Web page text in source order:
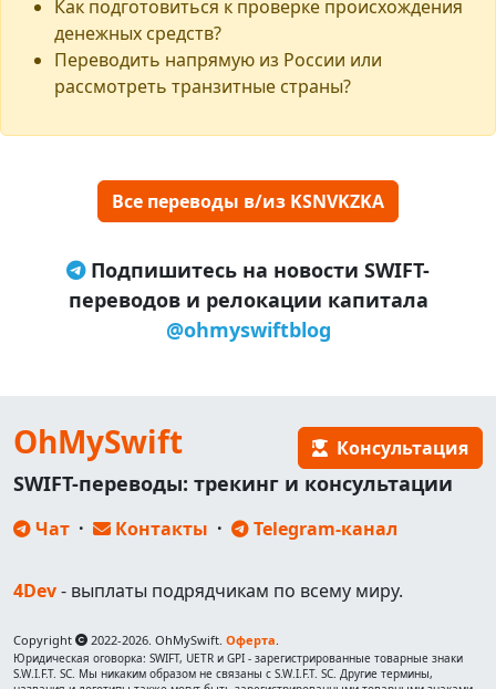
Как подготовиться к проверке происхождения
денежных средств?
Переводить напрямую из России или
рассмотреть транзитные страны?
Все переводы в/из KSNVKZKA
Подпишитесь на новости SWIFT-
переводов и релокации капитала
@ohmyswiftblog
OhMySwift Консультация
SWIFT-переводы: трекинг и консультации
Чат · Контакты · Telegram-канал
4Dev- выплаты подрядчикам по всему миру.
Copyright 2022-2026. OhMySwift. Оферта.
Юридическая оговорка: SWIFT, UETR и GPI - зарегистрированные товарные знаки
S.W.I.F.T. SC. Мы никаким образом не связаны с S.W.I.F.T. SC. Другие термины,